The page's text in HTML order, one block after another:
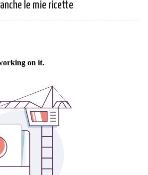
anche le mie ricette